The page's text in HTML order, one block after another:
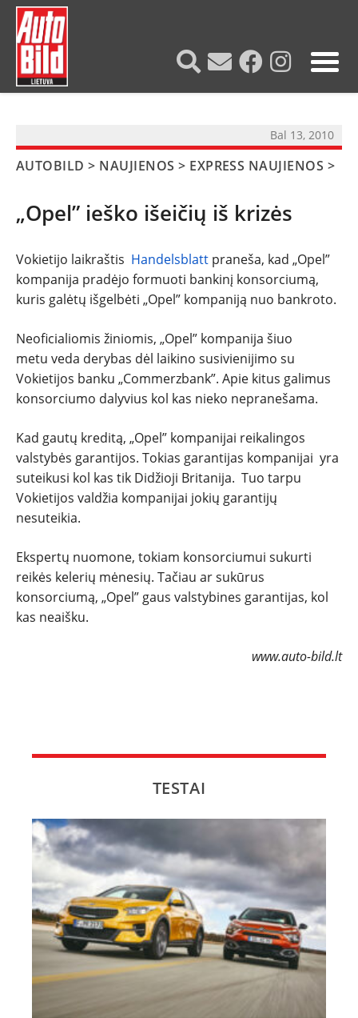
NAUJIENOS
TESTAI
NAUJI
NAUDOTI
REPORTAŽAI
PATARIMAI
Bal 13, 2010
AUTOBILD > NAUJIENOS > EXPRESS NAUJIENOS >
„Opel” ieško išeičių iš krizės
Vokietijo laikraštis Handelsblatt praneša, kad „Opel”
kompanija pradėjo formuoti bankinį konsorciumą,
kuris galėtų išgelbėti „Opel” kompaniją nuo bankroto.
Neoficialiomis žiniomis, „Opel” kompanija šiuo
metu veda derybas dėl laikino susivienijimo su
Vokietijos banku „Commerzbank”. Apie kitus galimus
konsorciumo dalyvius kol kas nieko nepranešama.
Kad gautų kreditą, „Opel” kompanijai reikalingos
valstybės garantijos. Tokias garantijas kompanijai yra
suteikusi kol kas tik Didžioji Britanija. Tuo tarpu
Vokietijos valdžia kompanijai jokių garantijų
nesuteikia.
Ekspertų nuomone, tokiam konsorciumui sukurti
reikės kelerių mėnesių. Tačiau ar sukūrus
konsorciumą, „Opel” gaus valstybines garantijas, kol
kas neaišku.
www.auto-bild.lt
TESTAI